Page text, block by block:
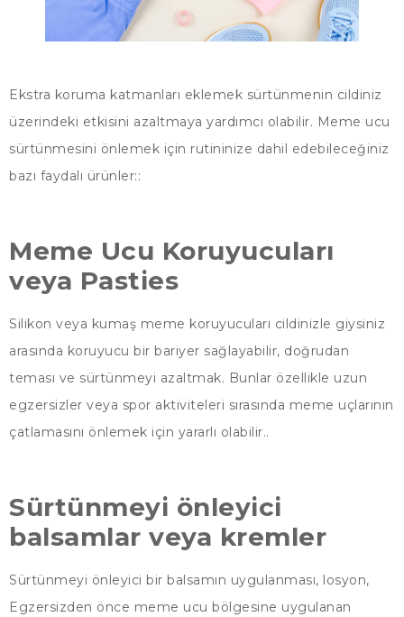
Ekstra koruma katmanları eklemek sürtünmenin cildiniz
üzerindeki etkisini azaltmaya yardımcı olabilir. Meme ucu
sürtünmesini önlemek için rutininize dahil edebileceğiniz
bazı faydalı ürünler::
Meme Ucu Koruyucuları
veya Pasties
Silikon veya kumaş meme koruyucuları cildinizle giysiniz
arasında koruyucu bir bariyer sağlayabilir, doğrudan
teması ve sürtünmeyi azaltmak. Bunlar özellikle uzun
egzersizler veya spor aktiviteleri sırasında meme uçlarının
çatlamasını önlemek için yararlı olabilir..
Sürtünmeyi önleyici
balsamlar veya kremler
Sürtünmeyi önleyici bir balsamın uygulanması, losyon,
Egzersizden önce meme ucu bölgesine uygulanan